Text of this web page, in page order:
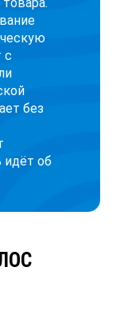
с
без
идёт об